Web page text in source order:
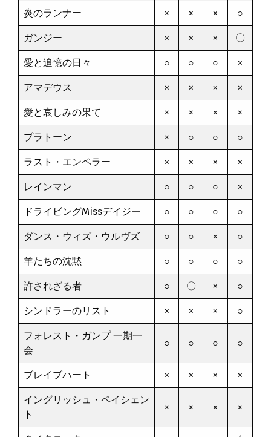
炎のランナー
× × ×
○
ガンジー
× × ×
〇
愛と追憶の日々
○ ○ ○
×
アマデウス
× × ×
×
愛と哀しみの果て
× × ×
×
プラトーン
× ○ ○
○
ラスト・エンペラー
× × ×
×
レインマン
○ ○ ○
×
ドライビングMissデイジー
○ ○ ○
○
ダンス・ウィズ・ウルヴズ
○ ○ ×
○
羊たちの沈黙
○ ○ ○
○
許されざる者
○ 〇 ×
○
シンドラーのリスト
× × ×
○
フォレスト・ガンプ 一期一
会
○ ○ ○ ○
ブレイブハート × × ×
×
イングリッシュ・ペイシェン
ト
× × × ×